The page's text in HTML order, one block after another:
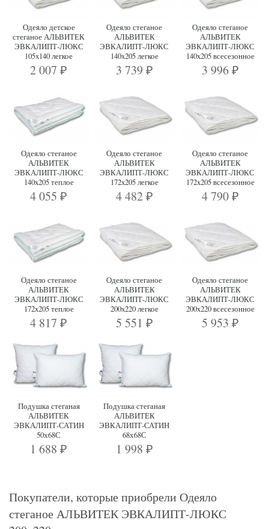
Одеяло детское
стеганое АЛЬВИТЕК
ЭВКАЛИПТ-ЛЮКС
105x140 легкое
2 007₽
Одеяло стеганое
АЛЬВИТЕК
ЭВКАЛИПТ-ЛЮКС
140x205 легкое
3 739 ₽
Одеяло стеганое
АЛЬВИТЕК
ЭВКАЛИПТ-ЛЮКС
140x205 всесезонное
3 996 ₽
Одеяло стеганое
АЛЬВИТЕК
ЭВКАЛИПТ-ЛЮКС
140x205 теплое
4 055₽
Одеяло стеганое
АЛЬВИТЕК
ЭВКАЛИПТ-ЛЮКС
172x205 легкое
4 482 ₽
Одеяло стеганое
АЛЬВИТЕК
ЭВКАЛИПТ-ЛЮКС
172x205 всесезонное
4 790 ₽
Одеяло стеганое
АЛЬВИТЕК
ЭВКАЛИПТ-ЛЮКС
172x205 теплое
4 817₽
Одеяло стеганое
АЛЬВИТЕК
ЭВКАЛИПТ-ЛЮКС
200x220 легкое
5 551 ₽
Одеяло стеганое
АЛЬВИТЕК
ЭВКАЛИПТ-ЛЮКС
200x220 всесезонное
5 953 ₽
Подушка стеганая
АЛЬВИТЕК
ЭВКАЛИПТ-САТИН
50х68С
1 688₽
Подушка стеганая
АЛЬВИТЕК
ЭВКАЛИПТ-САТИН
68х68С
1 998 ₽
Покупатели, которые приобрели Одеяло
стеганое АЛЬВИТЕК ЭВКАЛИПТ-ЛЮКС